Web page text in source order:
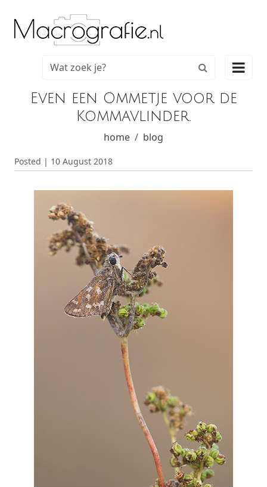

Even een Ommetje voor de
Kommavlinder.
home blog
Posted | 10 August 2018